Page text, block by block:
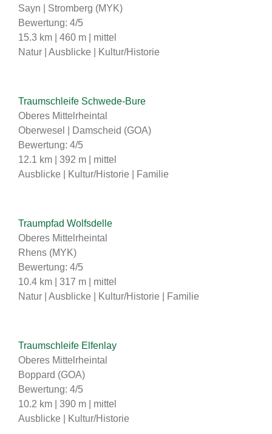
Sayn | Stromberg (MYK)
Bewertung: 4/5
15.3 km | 460 m | mittel
Natur | Ausblicke | Kultur/Historie
Traumschleife Schwede-Bure
Oberes Mittelrheintal
Oberwesel | Damscheid (GOA)
Bewertung: 4/5
12.1 km | 392 m | mittel
Ausblicke | Kultur/Historie | Familie
Traumpfad Wolfsdelle
Oberes Mittelrheintal
Rhens (MYK)
Bewertung: 4/5
10.4 km | 317 m | mittel
Natur | Ausblicke | Kultur/Historie | Familie
Traumschleife Elfenlay
Oberes Mittelrheintal
Boppard (GOA)
Bewertung: 4/5
10.2 km | 390 m | mittel
Ausblicke | Kultur/Historie